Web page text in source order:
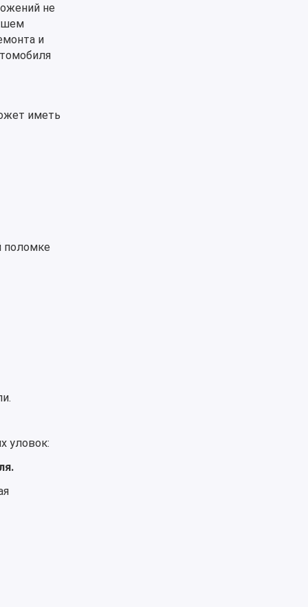
не
и
иметь
поломке
уловок: